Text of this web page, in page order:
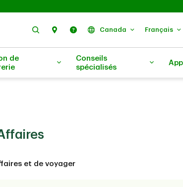
RechercherNous trouver
Aide Canada Français
de
Conseils
spécialisés
et de voyager